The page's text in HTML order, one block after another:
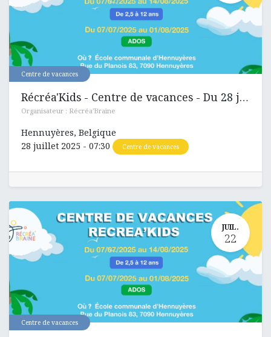
Centre de vacances
Récréa'Kids - Centre de vacances - Du 28 juillet au 01 aout 2025
Organisateur : Récréa'Braine
Hennuyères, Belgique
28 juillet 2025 - 07:30 Centre de vacances
JUIL.
22
Centre de vacances